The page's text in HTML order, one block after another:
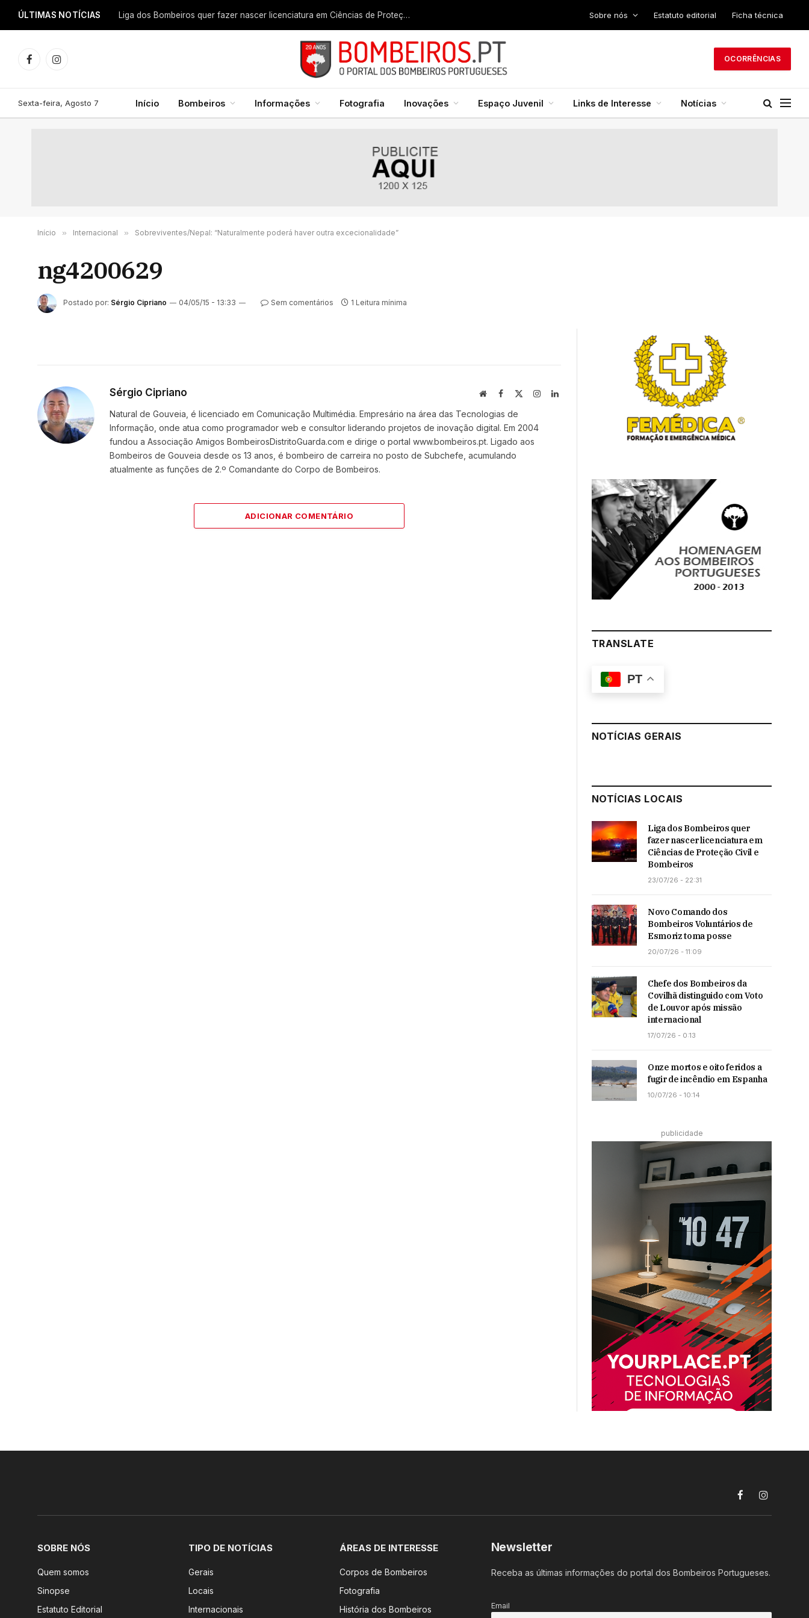
ÚLTIMAS NOTÍCIAS Liga dos Bombeiros quer fazer nascer licenciatura em Ciências de Proteção Civil e Bombeiros Sobre nós Estatuto editorial Ficha técnica
FacebookInstagram
OCORRÊNCIAS
Sexta-feira, Agosto 7 Início Bombeiros Informações Fotografia Inovações Espaço Juvenil Links de Interesse Notícias
Início » Internacional » Sobreviventes/Nepal: “Naturalmente poderá haver outra excecionalidade”
ng4200629
Postado por: Sérgio Cipriano 04/05/15 - 13:33 Sem comentários 1 Leitura mínima
Sérgio Cipriano WebsiteFacebook InstagramLinkedIn
Natural de Gouveia, é licenciado em Comunicação Multimédia. Empresário na área das Tecnologias de
Informação, onde atua como programador web e consultor liderando projetos de inovação digital. Em 2004
fundou a Associação Amigos BombeirosDistritoGuarda.com e dirige o portal www.bombeiros.pt. Ligado aos
Bombeiros de Gouveia desde os 13 anos, é bombeiro de carreira no posto de Subchefe, acumulando
atualmente as funções de 2.º Comandante do Corpo de Bombeiros.
ADICIONAR COMENTÁRIO
TRANSLATE
PT
NOTÍCIAS GERAIS
NOTÍCIAS LOCAIS
Liga dos Bombeiros quer
fazer nascer licenciatura em
Ciências de Proteção Civil e
Bombeiros
23/07/26 - 22:31
Novo Comando dos
Bombeiros Voluntários de
Esmoriz toma posse
20/07/26 - 11:09
Chefe dos Bombeiros da
Covilhã distinguido com Voto
de Louvor após missão
internacional
17/07/26 - 0:13
Onze mortos e oito feridos a
fugir de incêndio em Espanha
10/07/26 - 10:14
publicidade
FacebookInstagram
SOBRE NÓS
Quem somos
Sinopse
Estatuto Editorial
TIPO DE NOTÍCIAS
Gerais
Locais
Internacionais
ÁREAS DE INTERESSE
Corpos de Bombeiros
Fotografia
História dos Bombeiros
Newsletter
Receba as últimas informações do portal dos Bombeiros Portugueses.
Email